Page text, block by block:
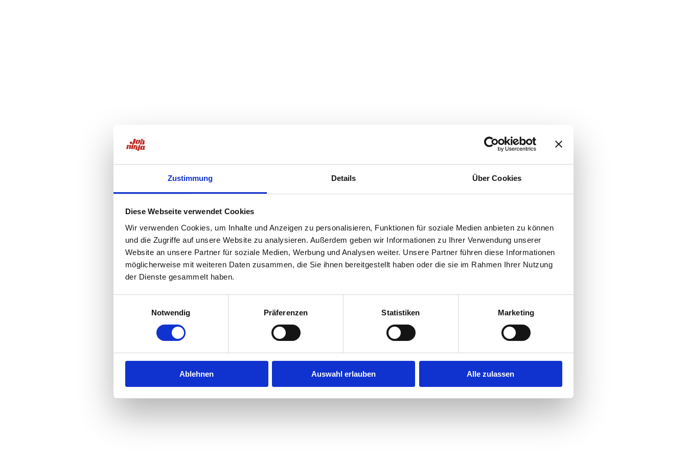
Zustimmung Details Über Cookies
Diese Webseite verwendet Cookies
Wir verwenden Cookies, um Inhalte und Anzeigen zu personalisieren, Funktionen für soziale Medien anbieten zu können
und die Zugriffe auf unsere Website zu analysieren. Außerdem geben wir Informationen zu Ihrer Verwendung unserer
Website an unsere Partner für soziale Medien, Werbung und Analysen weiter. Unsere Partner führen diese Informationen
möglicherweise mit weiteren Daten zusammen, die Sie ihnen bereitgestellt haben oder die sie im Rahmen Ihrer Nutzung
der Dienste gesammelt haben.
Notwendig
Präferenzen Statistiken Marketing
Ablehnen Auswahl erlauben Alle zulassen
Application error: aclient-side exception has occurred while loadingjobninja.com(see the browser consolefor more information).